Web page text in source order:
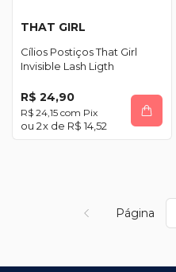
THAT GIRL
Cílios Postiços That Girl
Invisible Lash Ligth
R$ 24,90
R$ 24,15 com Pix
2x de R$ 14,52
Página